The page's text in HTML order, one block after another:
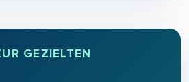
GEZIELTEN